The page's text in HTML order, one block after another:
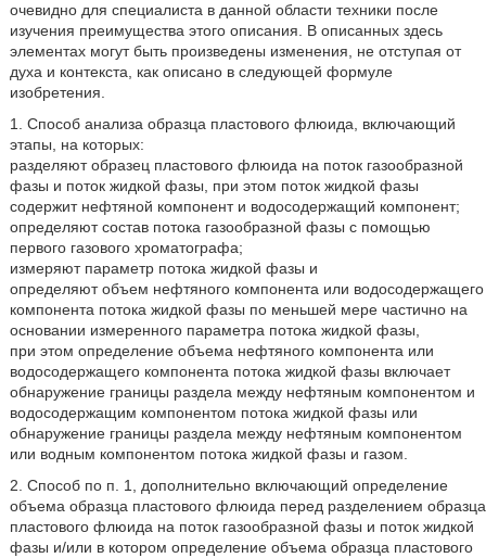
очевидно для специалиста в данной области техники после
изучения преимущества этого описания. В описанных здесь
элементах могут быть произведены изменения, не отступая от
духа и контекста, как описано в следующей формуле
изобретения.
1. Способ анализа образца пластового флюида, включающий
этапы, на которых:
разделяют образец пластового флюида на поток газообразной
фазы и поток жидкой фазы, при этом поток жидкой фазы
содержит нефтяной компонент и водосодержащий компонент;
определяют состав потока газообразной фазы с помощью
первого газового хроматографа;
измеряют параметр потока жидкой фазы и
определяют объем нефтяного компонента или водосодержащего
компонента потока жидкой фазы по меньшей мере частично на
основании измеренного параметра потока жидкой фазы,
при этом определение объема нефтяного компонента или
водосодержащего компонента потока жидкой фазы включает
обнаружение границы раздела между нефтяным компонентом и
водосодержащим компонентом потока жидкой фазы или
обнаружение границы раздела между нефтяным компонентом
или водным компонентом потока жидкой фазы и газом.
2. Способ по п. 1, дополнительно включающий определение
объема образца пластового флюида перед разделением образца
пластового флюида на поток газообразной фазы и поток жидкой
фазы и/или в котором определение объема образца пластового